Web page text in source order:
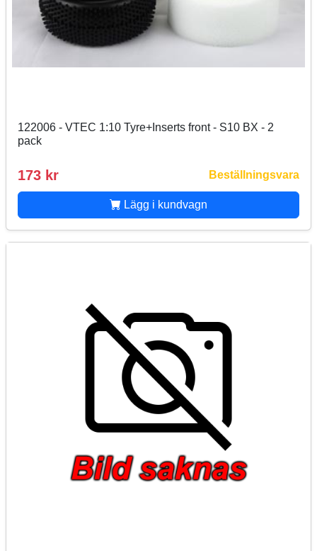
122006 - VTEC 1:10 Tyre+Inserts front - S10 BX - 2
pack
173 kr Beställningsvara
Lägg i kundvagn